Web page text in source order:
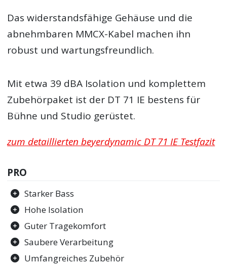
Das widerstandsfähige Gehäuse und die
abnehmbaren MMCX-Kabel machen ihn
robust und wartungsfreundlich.
Mit etwa 39 dBA Isolation und komplettem
Zubehörpaket ist der DT 71 IE bestens für
Bühne und Studio gerüstet.
zum detaillierten beyerdynamic DT 71 IE Testfazit
PRO
Starker Bass
Hohe Isolation
Guter Tragekomfort
Saubere Verarbeitung
Umfangreiches Zubehör